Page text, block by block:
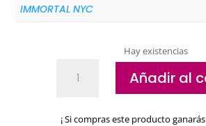
IMMORTAL NYC
Hay existencias
para
Añadir al
¡ Si compras este producto ganarás